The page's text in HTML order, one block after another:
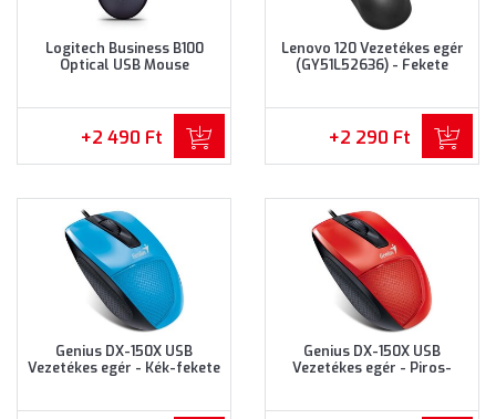
Logitech Business B100
Optical USB Mouse
+2 490 Ft
Lenovo 120 Vezetékes egér
(GY51L52636) - Fekete
+2 290 Ft
Genius DX-150X USB
Vezetékes egér - Kék-fekete
Genius DX-150X USB
Vezetékes egér - Piros-